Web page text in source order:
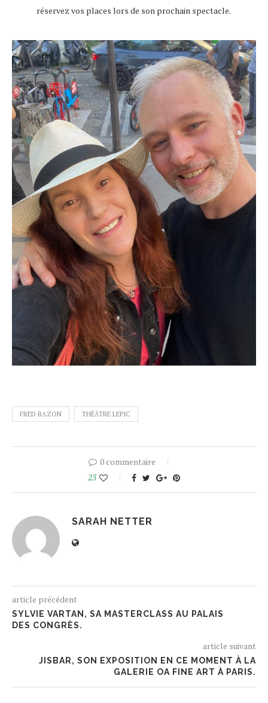
réservez vos places lors de son prochain spectacle.
FRED RAZON THÉÂTRE LEPIC
0 commentaire
23
SARAH NETTER
article précédent
SYLVIE VARTAN, SA MASTERCLASS AU PALAIS
DES CONGRÈS.
article suivant
JISBAR, SON EXPOSITION EN CE MOMENT À LA
GALERIE OA FINE ART À PARIS.